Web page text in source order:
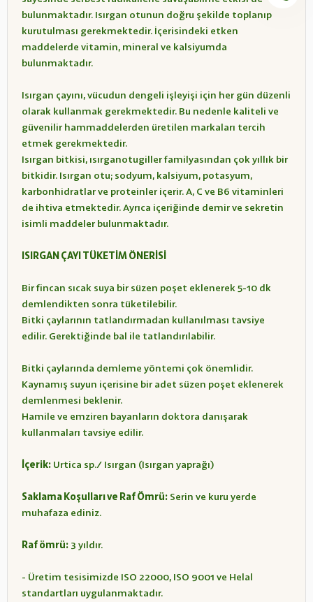
bulunmaktadır. Isırgan otunun doğru şekilde toplanıp
kurutulması gerekmektedir. İçerisindeki etken
maddelerde vitamin, mineral ve kalsiyumda
bulunmaktadır.
Isırgan çayını, vücudun dengeli işleyişi için her gün düzenli
olarak kullanmak gerekmektedir. Bu nedenle kaliteli ve
güvenilir hammaddelerden üretilen markaları tercih
etmek gerekmektedir.
Isırgan bitkisi, ısırganotugiller familyasından çok yıllık bir
bitkidir. Isırgan otu; sodyum, kalsiyum, potasyum,
karbonhidratlar ve proteinler içerir. A, C ve B6 vitaminleri
de ihtiva etmektedir. Ayrıca içeriğinde demir ve sekretin
isimli maddeler bulunmaktadır.
ISIRGAN ÇAYI TÜKETİM ÖNERİSİ
Bir fincan sıcak suya bir süzen poşet eklenerek 5-10 dk
demlendikten sonra tüketilebilir.
Bitki çaylarının tatlandırmadan kullanılması tavsiye
edilir. Gerektiğinde bal ile tatlandırılabilir.
Bitki çaylarında demleme yöntemi çok önemlidir.
Kaynamış suyun içerisine bir adet süzen poşet eklenerek
demlenmesi beklenir.
Hamile ve emziren bayanların doktora danışarak
kullanmaları tavsiye edilir.
İçerik: Urtica sp./ Isırgan (Isırgan yaprağı)
Saklama Koşulları ve Raf Ömrü: Serin ve kuru yerde
muhafaza ediniz.
Raf ömrü: 3 yıldır.
- Üretim tesisimizde ISO 22000, ISO 9001 ve Helal
standartları uygulanmaktadır.